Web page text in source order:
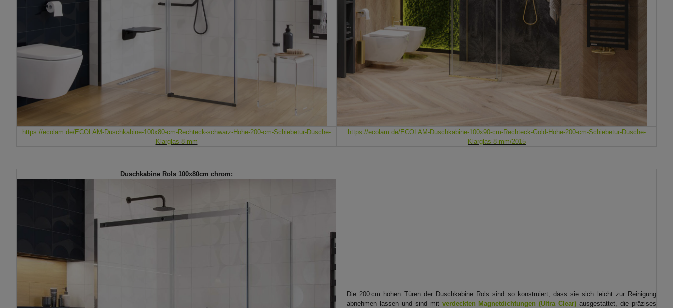
https://ecolam.de/ECOLAM-Duschkabine-100x80-cm-Rechteck-schwarz-Hohe-200-cm-Schiebetur-Dusche-
Klarglas-8-mm
https://ecolam.de/ECOLAM-Duschkabine-100x90-cm-Rechteck-Gold-Hohe-200-cm-Schiebetur-Dusche-
Klarglas-8-mm/2015
Duschkabine Rols 100x80cm chrom:
Die 200 cm hohen Türen der Duschkabine Rols sind so konstruiert, dass sie sich leicht zur Reinigung
abnehmen lassen und sind mit verdeckten Magnetdichtungen (Ultra Clear) ausgestattet, die präzises